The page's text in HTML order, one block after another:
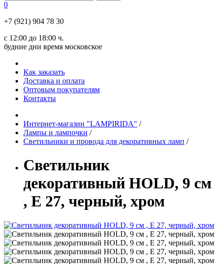
0
+7 (921) 904 78 30
с 12:00 до 18:00 ч.
будние дни время московское
Как заказать
Доставка и оплата
Оптовым покупателям
Контакты
Интернет-магазин "LAMPIRIDA" /
Лампы и лампочки /
Светильники и провода для декоративных ламп /
Светильник
декоративный HOLD, 9 см
, Е 27, черный, хром